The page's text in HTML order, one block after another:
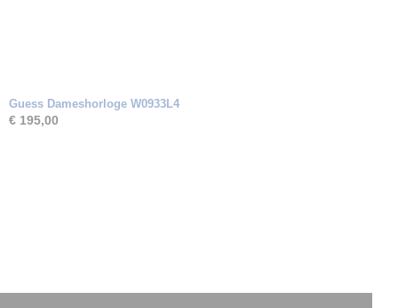
Guess Dameshorloge W0933L4
€ 195,00